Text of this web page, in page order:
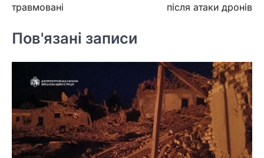
травмовані
після атаки дронів
Пов'язані записи